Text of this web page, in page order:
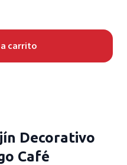
carrito
Decorativo
Café